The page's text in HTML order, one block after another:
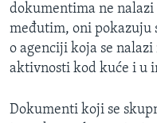
ŽENSKA STRANA
IZBJEGLIČKA STRANA
MAGAZIN
O GLASU AMERIKE
dokumentima ne nalazi
međutim, oni pokazuju
o agenciji koja se
aktivnosti kod kuće i u
Dokumenti koji se